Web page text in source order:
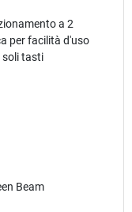
a 2
per facilità d'uso
soli tasti
Beam